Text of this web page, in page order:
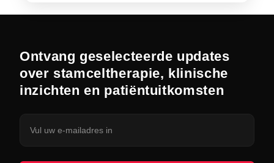
Ontvang geselecteerde updates
over stamceltherapie, klinische
inzichten en patiëntuitkomsten